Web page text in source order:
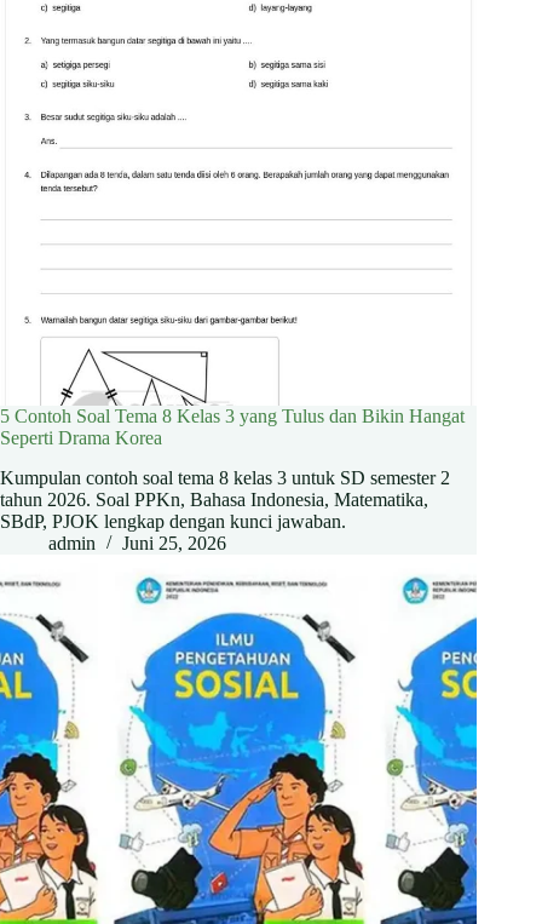
5 Contoh Soal Tema 8 Kelas 3 yang Tulus dan Bikin Hangat
Seperti Drama Korea
Kumpulan contoh soal tema 8 kelas 3 untuk SD semester 2
tahun 2026. Soal PPKn, Bahasa Indonesia, Matematika,
SBdP, PJOK lengkap dengan kunci jawaban.
admin
Juni 25, 2026